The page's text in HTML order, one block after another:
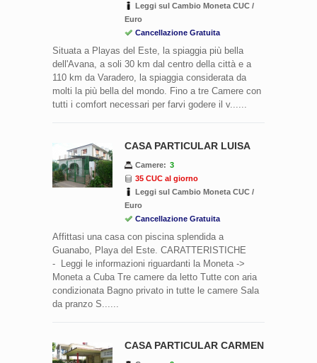
Leggi sul Cambio Moneta CUC /
Euro
Cancellazione Gratuita
Situata a Playas del Este, la spiaggia più bella
dell'Avana, a soli 30 km dal centro della città e a
110 km da Varadero, la spiaggia considerata da
molti la più bella del mondo. Fino a tre Camere con
tutti i comfort necessari per farvi godere il v......
CASA PARTICULAR LUISA
Camere: 3
35 CUC al giorno
Leggi sul Cambio Moneta CUC /
Euro
Cancellazione Gratuita
Affittasi una casa con piscina splendida a
Guanabo, Playa del Este. CARATTERISTICHE
- Leggi le informazioni riguardanti la Moneta ->
Moneta a Cuba Tre camere da letto Tutte con aria
condizionata Bagno privato in tutte le camere Sala
da pranzo S......
CASA PARTICULAR CARMEN